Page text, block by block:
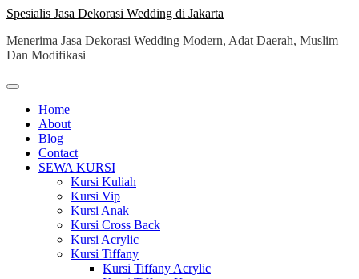
Skip
content
Spesialis Jasa Dekorasi Wedding di Jakarta
Menerima Jasa Dekorasi Wedding Modern, Adat Daerah, Muslim
Dan Modifikasi
Home
About
Blog
Contact
SEWA KURSI
Kursi Kuliah
Kursi Vip
Kursi Anak
Kursi Cross Back
Kursi Acrylic
Kursi Tiffany
Kursi Tiffany Acrylic